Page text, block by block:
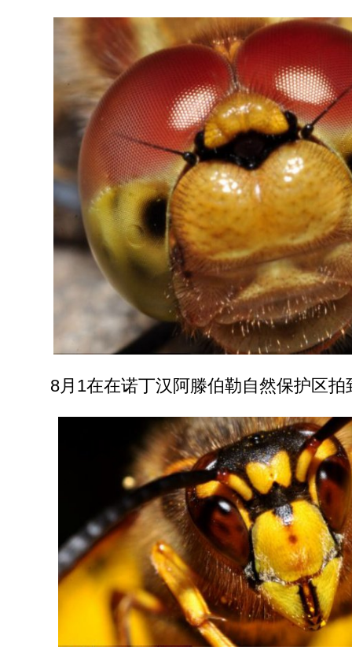
8月1在在诺丁汉阿滕伯勒自然保护区拍